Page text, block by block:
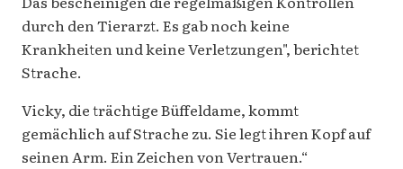
durch den Tierarzt. Es gab noch keine
Krankheiten und keine Verletzungen", berichtet
Strache.
Vicky, die trächtige Büffel­dame, kommt
gemächlich auf Strache zu. Sie legt ihren Kopf auf
seinen Arm. Ein Zeichen von Vertrauen.“